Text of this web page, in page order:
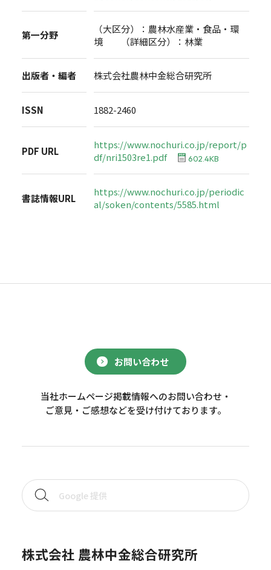
第一分野
（大区分）：農林水産業・食品・環
境 （詳細区分）：林業
出版者・編者 株式会社農林中金総合研究所
ISSN 1882-2460
PDF URL
https://www.nochuri.co.jp/report/p
df/nri1503re1.pdf
602.4KB
書誌情報URL
https://www.nochuri.co.jp/periodic
al/soken/contents/5585.html
お問い合わせ
当社ホームページ掲載情報へのお問い合わせ・
ご意見・ご感想などを受け付けております。
株式会社 農林中金総合研究所